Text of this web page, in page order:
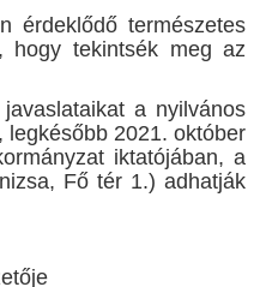
érdeklődő természetes
hogy tekintsék meg az
a nyilvános
legkésőbb 2021. október
iktatójában, a
Fő tér 1.) adhatják